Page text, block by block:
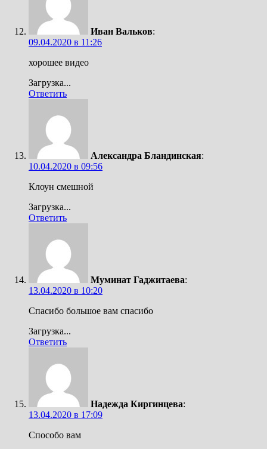
Иван Вальков:
09.04.2020 в 11:26
хорошее видео
Загрузка...
Ответить
Александра Бландинская:
10.04.2020 в 09:56
Клоун смешной
Загрузка...
Ответить
Муминат Гаджитаева:
13.04.2020 в 10:20
Спасибо большое вам спасибо
Загрузка...
Ответить
Надежда Киргинцева:
13.04.2020 в 17:09
Способо вам